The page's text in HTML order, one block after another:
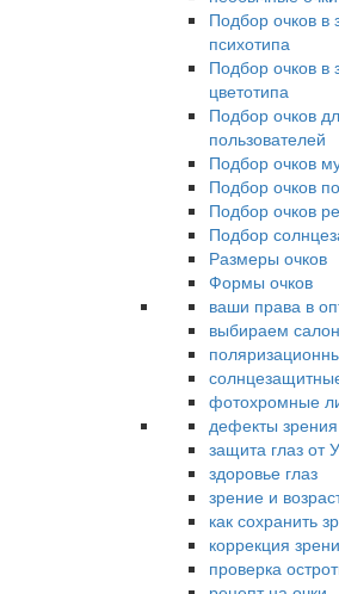
Подбор очков в
психотипа
Подбор очков в
цветотипа
Подбор очков
пользователей
Подбор очков
Подбор очков
Подбор очков
Подбор
Размеры очков
Формы очков
ваши права в
выбираем
фотохромные
дефекты зрения
защита глаз от
здоровье глаз
зрение и
как сохранить
коррекция
проверка